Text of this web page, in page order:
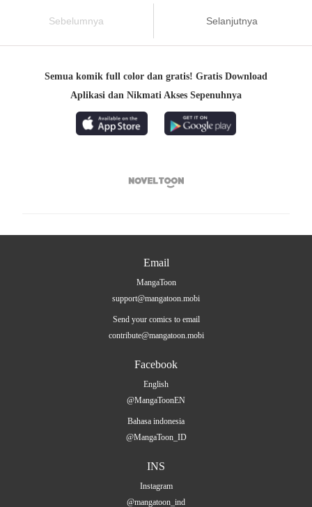
Sebelumnya Selanjutnya
Semua komik full color dan gratis! Gratis Download
Aplikasi dan Nikmati Akses Sepenuhnya

Email
MangaToon
support@mangatoon.mobi
Send your comics to email
contribute@mangatoon.mobi
Facebook
English
@MangaToonEN
Bahasa indonesia
@MangaToon_ID
INS
Instagram
@mangatoon_ind